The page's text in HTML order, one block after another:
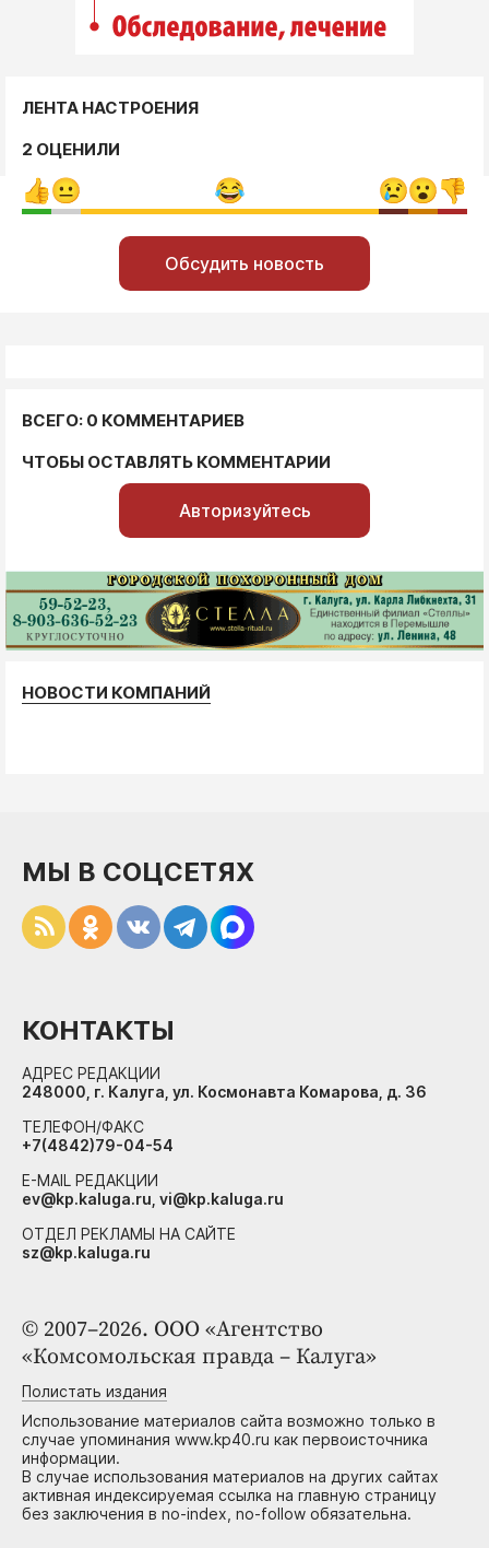
ЛЕНТА НАСТРОЕНИЯ
2 ОЦЕНИЛИ
Обсудить новость
ВСЕГО: 0 КОММЕНТАРИЕВ
ЧТОБЫ ОСТАВЛЯТЬ КОММЕНТАРИИ
Авторизуйтесь
НОВОСТИ КОМПАНИЙ
© 2007–2026. ООО «Агентство
«Комсомольская правда – Калуга»
Полистать издания
Использование материалов сайта возможно только в
случае упоминания www.kp40.ru как первоисточника
информации.
В случае использования материалов на других сайтах
активная индексируемая ссылка на главную страницу
без заключения в no-index, no-follow обязательна.
МЫ В СОЦСЕТЯХ
КОНТАКТЫ
АДРЕС РЕДАКЦИИ
248000, г. Калуга, ул. Космонавта Комарова, д. 36
ТЕЛЕФОН/ФАКС
+7(4842)79-04-54
E-MAIL РЕДАКЦИИ
ev@kp.kaluga.ru, vi@kp.kaluga.ru
ОТДЕЛ РЕКЛАМЫ НА САЙТЕ
sz@kp.kaluga.ru